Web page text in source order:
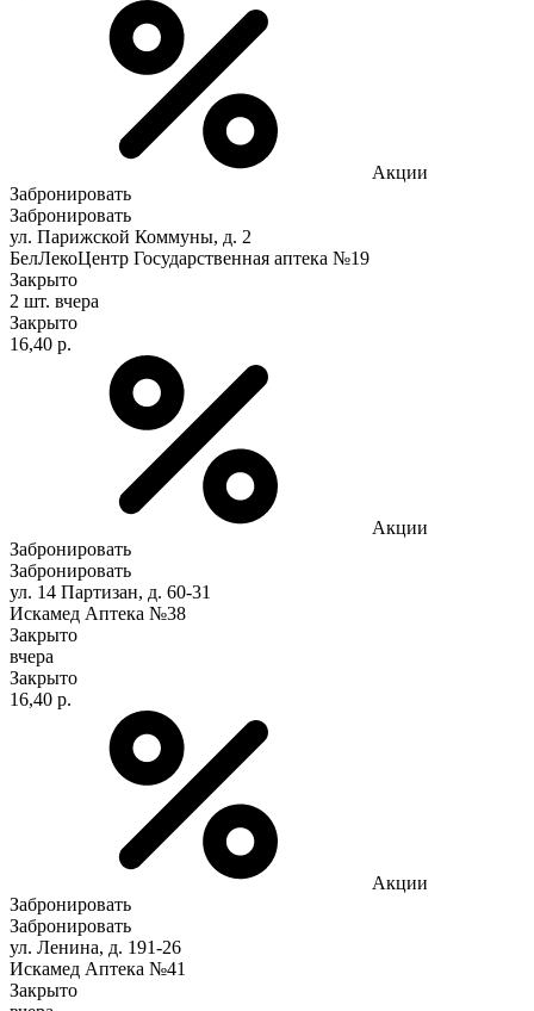
Акции
Забронировать
Забронировать
ул. Парижской Коммуны, д. 2
БелЛекоЦентр Государственная аптека №19
Закрыто
2 шт. вчера
Закрыто
16,40 р.
Акции
Забронировать
Забронировать
ул. 14 Партизан, д. 60-31
Искамед Аптека №38
Закрыто
вчера
Закрыто
16,40 р.
Акции
Забронировать
Забронировать
ул. Ленина, д. 191-26
Искамед Аптека №41
Закрыто